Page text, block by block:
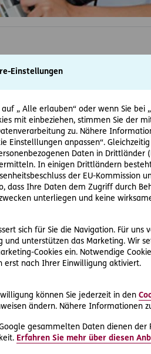
Einstellungen
„ Alle erlauben“ oder wenn Sie bei
mit einbeziehen, stimmen Sie der
zu. Nähere
Einstelllungen anpassen“.
Daten in Drittländer
In einigen Drittländern
der EU-Kommission
dass Ihre Daten dem Zugriff durch
unterliegen und keine
sich für Sie die Navigation. Für uns
und unterstützen das Marketing. Wir
Cookies ein. Notwendige
erst nach Ihrer Einwilligung aktiviert.
können Sie jederzeit in den
ändern. Nähere Informationen
gesammelten Daten dienen der
Erfahren Sie mehr über diesen
Frau D. möchte gerne
Umso schlimmer ist es für sie,
erklären ihr außerdem, dass sie
faire Bedingungen am
Tochter unterstützen und
ihr vor, die Angelegenheit
Rechtsexperten ein
zu unterlassen. Andernfalls
riskieren wollen,
Berufsausbildung bis zum 27.
und ist durch den
Betriebsinhaber, sondern
27 Jahre alt, weshalb auch
durch den auch
hat Sibel bei den Problemen mit